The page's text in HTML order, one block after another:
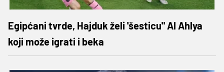
Egipćani tvrde, Hajduk želi 'šesticu" Al Ahlya
koji može igrati i beka